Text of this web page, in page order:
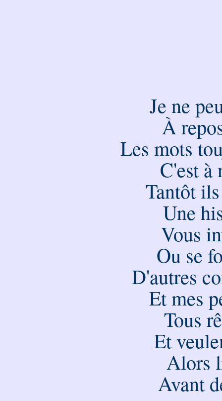
Je ne
À
Les mots
C'est à
Tantôt
Une
Vous
Ou se
D'autres
Et mes
Tous
Et
Alors
Avant